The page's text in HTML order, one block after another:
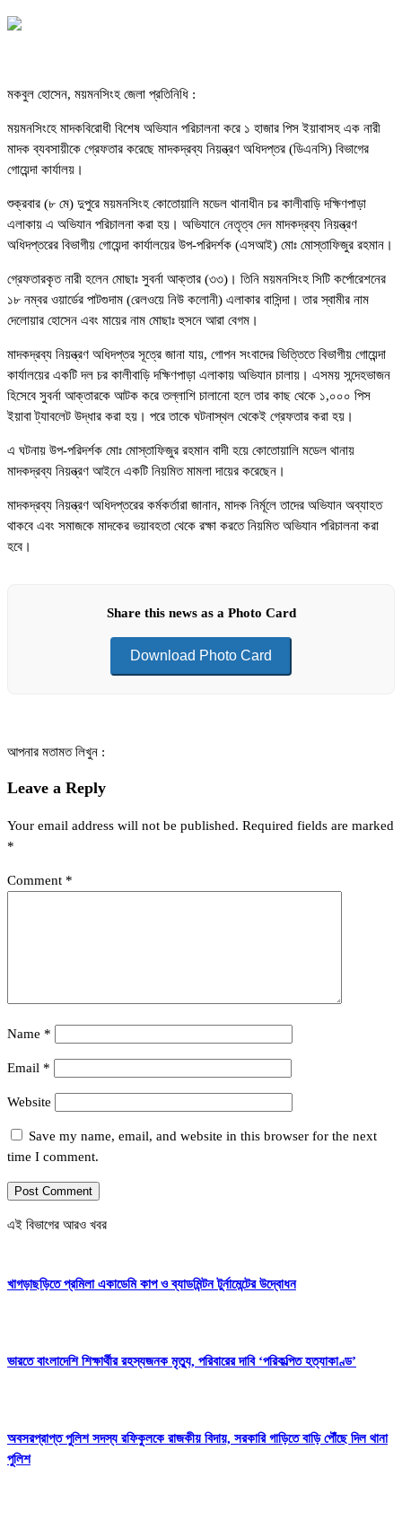
মকবুল হোসেন, ময়মনসিংহ জেলা প্রতিনিধি :
ময়মনসিংহে মাদকবিরোধী বিশেষ অভিযান পরিচালনা করে ১ হাজার পিস ইয়াবাসহ এক নারী
মাদক ব্যবসায়ীকে গ্রেফতার করেছে মাদকদ্রব্য নিয়ন্ত্রণ অধিদপ্তর (ডিএনসি) বিভাগের
গোয়েন্দা কার্যালয়।
শুক্রবার (৮ মে) দুপুরে ময়মনসিংহ কোতোয়ালি মডেল থানাধীন চর কালীবাড়ি দক্ষিণপাড়া
এলাকায় এ অভিযান পরিচালনা করা হয়। অভিযানে নেতৃত্ব দেন মাদকদ্রব্য নিয়ন্ত্রণ
অধিদপ্তরের বিভাগীয় গোয়েন্দা কার্যালয়ের উপ-পরিদর্শক (এসআই) মোঃ মোস্তাফিজুর রহমান।
গ্রেফতারকৃত নারী হলেন মোছাঃ সুবর্না আক্তার (৩৩)। তিনি ময়মনসিংহ সিটি কর্পোরেশনের
১৮ নম্বর ওয়ার্ডের পাটগুদাম (রেলওয়ে নিউ কলোনী) এলাকার বাসিন্দা। তার স্বামীর নাম
দেলোয়ার হোসেন এবং মায়ের নাম মোছাঃ হুসনে আরা বেগম।
মাদকদ্রব্য নিয়ন্ত্রণ অধিদপ্তর সূত্রে জানা যায়, গোপন সংবাদের ভিত্তিতে বিভাগীয় গোয়েন্দা
কার্যালয়ের একটি দল চর কালীবাড়ি দক্ষিণপাড়া এলাকায় অভিযান চালায়। এসময় সন্দেহভাজন
হিসেবে সুবর্না আক্তারকে আটক করে তল্লাশি চালানো হলে তার কাছ থেকে ১,০০০ পিস
ইয়াবা ট্যাবলেট উদ্ধার করা হয়। পরে তাকে ঘটনাস্থল থেকেই গ্রেফতার করা হয়।
এ ঘটনায় উপ-পরিদর্শক মোঃ মোস্তাফিজুর রহমান বাদী হয়ে কোতোয়ালি মডেল থানায়
মাদকদ্রব্য নিয়ন্ত্রণ আইনে একটি নিয়মিত মামলা দায়ের করেছেন।
মাদকদ্রব্য নিয়ন্ত্রণ অধিদপ্তরের কর্মকর্তারা জানান, মাদক নির্মূলে তাদের অভিযান অব্যাহত
থাকবে এবং সমাজকে মাদকের ভয়াবহতা থেকে রক্ষা করতে নিয়মিত অভিযান পরিচালনা করা
হবে।
Share this news as a Photo Card
Download Photo Card
আপনার মতামত লিখুন :
Leave a Reply
Your email address will not be published. Required fields are marked
*
Comment *
Name *
Email *
Website
Save my name, email, and website in this browser for the next
time I comment.
এই বিভাগের আরও খবর
খাগড়াছড়িতে প্রমিলা একাডেমি কাপ ও ব্যাডমিন্টন টুর্নামেন্টের উদ্বোধন
ভারতে বাংলাদেশি শিক্ষার্থীর রহস্যজনক মৃত্যু, পরিবারের দাবি ‘পরিকল্পিত হত্যাকাণ্ড’
অবসরপ্রাপ্ত পুলিশ সদস্য রফিকুলকে রাজকীয় বিদায়, সরকারি গাড়িতে বাড়ি পৌঁছে দিল থানা
পুলিশ